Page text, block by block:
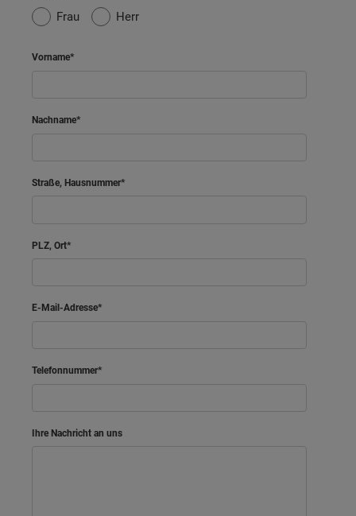
Frau Herr
Vorname
Nachname
Straße, Hausnummer
PLZ, Ort
E-Mail-Adresse
Telefonnummer
Ihre Nachricht an uns